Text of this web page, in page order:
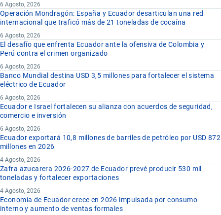
6 Agosto, 2026
Operación Mondragón: España y Ecuador desarticulan una red
internacional que traficó más de 21 toneladas de cocaína
6 Agosto, 2026
El desafío que enfrenta Ecuador ante la ofensiva de Colombia y
Perú contra el crimen organizado
6 Agosto, 2026
Banco Mundial destina USD 3,5 millones para fortalecer el sistema
eléctrico de Ecuador
6 Agosto, 2026
Ecuador e Israel fortalecen su alianza con acuerdos de seguridad,
comercio e inversión
6 Agosto, 2026
Ecuador exportará 10,8 millones de barriles de petróleo por USD 872
millones en 2026
4 Agosto, 2026
Zafra azucarera 2026-2027 de Ecuador prevé producir 530 mil
toneladas y fortalecer exportaciones
4 Agosto, 2026
Economía de Ecuador crece en 2026 impulsada por consumo
interno y aumento de ventas formales